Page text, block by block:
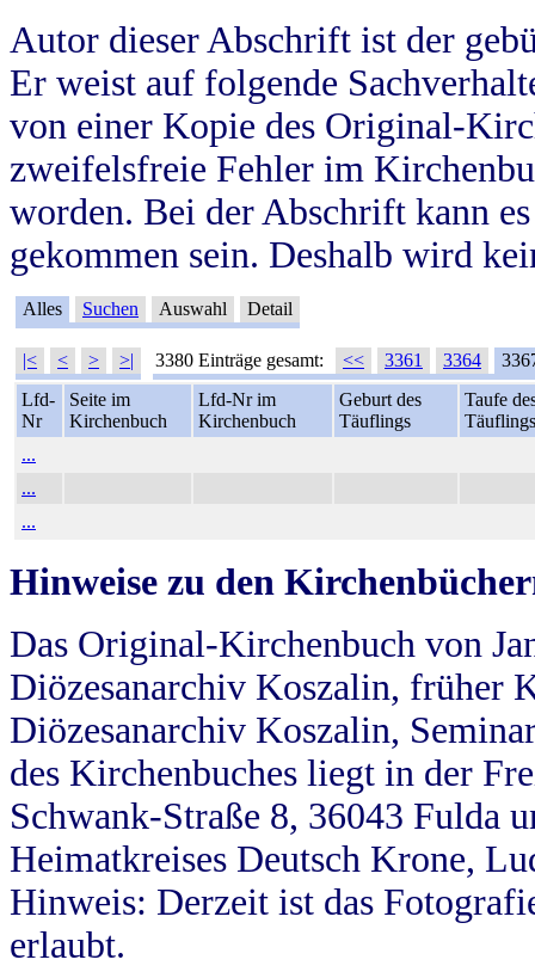
Autor dieser Abschrift ist der
Er weist auf folgende
von einer Kopie des Original-
zweifelsfreie Fehler im
worden. Bei der Abschrift kann
gekommen sein. Deshalb wird
Alles Suchen Auswahl Detail
|< < > >| 3380 Einträge gesamt: << 3361 3364
Lfd-
Nr
Seite im
Kirchenbuch
Lfd-Nr im
Kirchenbuch
Geburt des
Täuflings
Taufe
Täuflings
...
...
...
Hinweise zu den
Das Original-Kirchenbuch von
Diözesanarchiv Koszalin, früher
Diözesanarchiv Koszalin,
des Kirchenbuches liegt in der
Schwank-Straße 8, 36043 Fulda
Heimatkreises Deutsch Krone,
Hinweis: Derzeit ist das
erlaubt.